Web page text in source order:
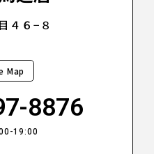
４６−８
Map
8876
19:00